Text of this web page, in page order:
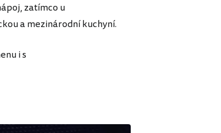
zatímco u
a mezinárodní kuchyní.
i s